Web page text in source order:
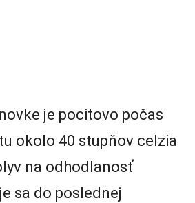
je pocitovo počas
okolo 40 stupňov celzia
na odhodlanosť
sa do poslednej